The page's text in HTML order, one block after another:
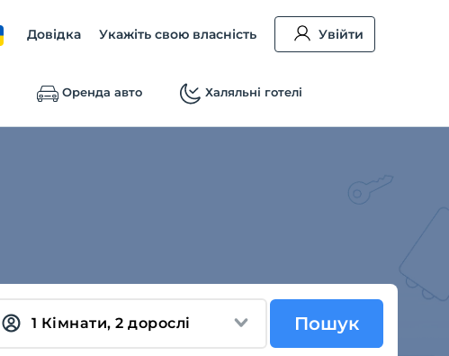
Довідка Укажіть свою власність Увійти
Оренда авто Халяльні готелі
Пошук